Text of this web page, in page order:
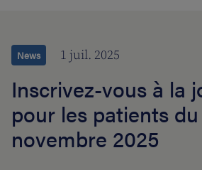
News 1 juil. 2025
Inscrivez-vous à la
pour les patients du
novembre 2025